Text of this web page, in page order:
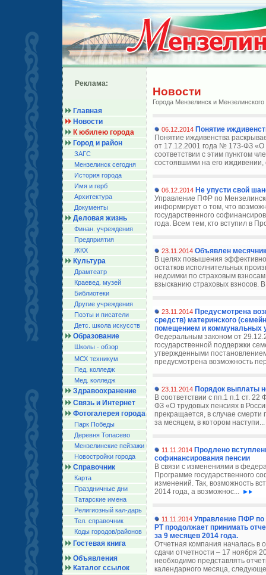
Реклама:
Главная
Новости
К юбилею города
Город и район
ЗАГС
Мензелинск сегодня
История города
Имя и герб
Архитектура
Документы
Деловая жизнь
Финан. учреждения
Предприятия
ЖКХ
Культура
Драмтеатр
Краевед. музей
Библиотеки
Другие учреждения
Поэты и писатели
Детс. школа искусств
Образование
Школы - обзор
МСХ техникум
Пед. колледж
Мед. колледж
Здравоохранение
Связь и Интернет
Фотогалерея города
Парк Победы
Деревня Топасево
Мензелинские пейзажи
Новостройки города
Справочник
Карта
Праздничные дни
Татарские имена
Религиозный кал-дарь
Тел. справочник
Коды городов/райoнов
Гостевая книга
Объявления
Каталог ссылок
Новости
Города Мензелинск и Мензелинского
06.12.2014 Понятие
Понятие иждивенства
от 17.12.2001 года № 173-ФЗ «О
соответствии с этим пунктом
состоявшими на его иждивении,
06.12.2014 Не упусти свой
Управление ПФР по
информирует о том, что
государственного
года. Всем тем, кто вступил в
23.11.2014 Объявлен месячник
В целях повышения
остатков исполнительных
недоимки по страховым
взысканию страховых взносов.
23.11.2014 Предусмотрена
средств) материнского
помещением и коммунальных
Федеральным законом от
государственной поддержки
утвержденными
предусмотрена возможность
23.11.2014 Порядок выплаты
В соответствии с пп.1 п.1 ст.
ФЗ «О трудовых пенсиях в
прекращается, в случае смерти
за месяцем, в котором наступи...
11.11.2014 Продлено
софинансирования пенсии
В связи с изменениями в
Программе государственного
изменений. Так, возможность
2014 года, а возможнос...
11.11.2014 Управление ПФР
РТ продолжает принимать
за 9 месяцев 2014 года.
Отчетная компания началась в
сдачи отчетности – 17 ноября
необходимо представлять
календарного месяца,